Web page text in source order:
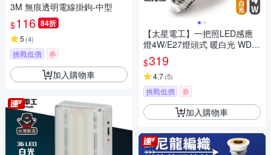
3M 無痕透明電線掛鉤-中型
$116 84折
5 (4)
挑戰低價 券
加入購物車
【太星電工】一把照LED感應
燈4W/E27燈頭式 暖白光 WDG
104L
$319
4.7(5)
挑戰低價 券
加入購物車